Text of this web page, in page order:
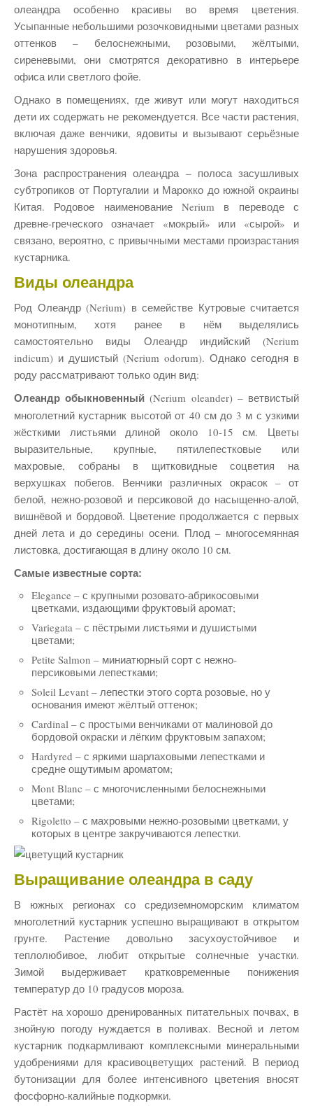
олеандра особенно красивы во время цветения.
Усыпанные небольшими розочковидными цветами разных
оттенков – белоснежными, розовыми, жёлтыми,
сиреневыми, они смотрятся декоративно в интерьере
офиса или светлого фойе.
Однако в помещениях, где живут или могут находиться
дети их содержать не рекомендуется. Все части растения,
включая даже венчики, ядовиты и вызывают серьёзные
нарушения здоровья.
Зона распространения олеандра – полоса засушливых
субтропиков от Португалии и Марокко до южной окраины
Китая. Родовое наименование Nerium в переводе с
древне-греческого означает «мокрый» или «сырой» и
связано, вероятно, с привычными местами произрастания
кустарника.
Виды олеандра
Род Олеандр (Nerium) в семействе Кутровые считается
монотипным, хотя ранее в нём выделялись
самостоятельно виды Олеандр индийский (Nerium
indicum) и душистый (Nerium odorum). Однако сегодня в
роду рассматривают только один вид:
Олеандр обыкновенный (Nerium oleander) – ветвистый
многолетний кустарник высотой от 40 см до 3 м с узкими
жёсткими листьями длиной около 10-15 см. Цветы
выразительные, крупные, пятилепестковые или
махровые, собраны в щитковидные соцветия на
верхушках побегов. Венчики различных окрасок – от
белой, нежно-розовой и персиковой до насыщенно-алой,
вишнёвой и бордовой. Цветение продолжается с первых
дней лета и до середины осени. Плод – многосемянная
листовка, достигающая в длину около 10 см.
Самые известные сорта:
Elegance – с крупными розовато-абрикосовыми
цветками, издающими фруктовый аромат;
Variegata – с пёстрыми листьями и душистыми
цветами;
Petite Salmon – миниатюрный сорт с нежно-
персиковыми лепестками;
Soleil Levant – лепестки этого сорта розовые, но у
основания имеют жёлтый оттенок;
Cardinal – с простыми венчиками от малиновой до
бордовой окраски и лёгким фруктовым запахом;
Hardyred – с яркими шарлаховыми лепестками и
средне ощутимым ароматом;
Mont Blanc – с многочисленными белоснежными
цветами;
Rigoletto – с махровыми нежно-розовыми цветками, у
которых в центре закручиваются лепестки.
Выращивание олеандра в саду
В южных регионах со средиземноморским климатом
многолетний кустарник успешно выращивают в открытом
грунте. Растение довольно засухоустойчивое и
теплолюбивое, любит открытые солнечные участки.
Зимой выдерживает кратковременные понижения
температур до 10 градусов мороза.
Растёт на хорошо дренированных питательных почвах, в
знойную погоду нуждается в поливах. Весной и летом
кустарник подкармливают комплексными минеральными
удобрениями для красивоцветущих растений. В период
бутонизации для более интенсивного цветения вносят
фосфорно-калийные подкормки.